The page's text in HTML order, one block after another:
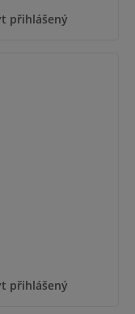
přihlášený
přihlášený